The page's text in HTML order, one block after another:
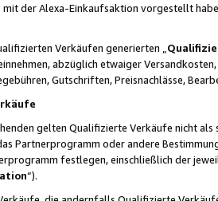
der Alexa-Einkaufsaktion vorgestellt
Verkäufen generierten „
abzüglich etwaiger
Gutschriften, Preisnachlässe,
gelten Qualifizierte Verkäufe nicht
Partnerprogramm oder andere
festlegen, einschließlich der
“).